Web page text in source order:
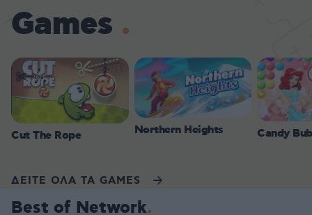
Games
Cut The Rope Northern Heights Candy
ΔΕΙΤΕ ΟΛΑ ΤΑ GAMES
Best of Network